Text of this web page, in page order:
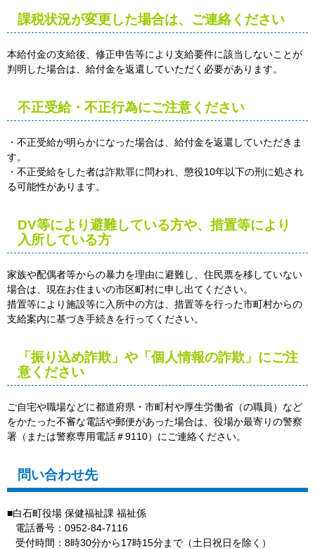
課税状況が変更した場合は、ご連絡ください
本給付金の支給後、修正申告等により支給要件に該当しないことが
判明した場合は、給付金を返還していただく必要があります。
不正受給・不正行為にご注意ください
・不正受給が明らかになった場合は、給付金を返還していただきま
す。
・不正受給をした者は詐欺罪に問われ、懲役10年以下の刑に処され
る可能性があります。
DV等により避難している方や、措置等により
入所している方
家族や配偶者等からの暴力を理由に避難し、住民票を移していない
場合は、現在お住まいの市区町村に申し出てください。
措置等により施設等に入所中の方は、措置等を行った市町村からの
支給案内に基づき手続きを行ってください。
「振り込め詐欺」や「個人情報の詐欺」にご注
意ください
ご自宅や職場などに都道府県・市町村や厚生労働省（の職員）など
をかたった不審な電話や郵便があった場合は、役場か最寄りの警察
署（または警察専用電話＃9110）にご連絡ください。
問い合わせ先
■白石町役場 保健福祉課 福祉係
電話番号：0952-84-7116
受付時間：8時30分から17時15分まで（土日祝日を除く）